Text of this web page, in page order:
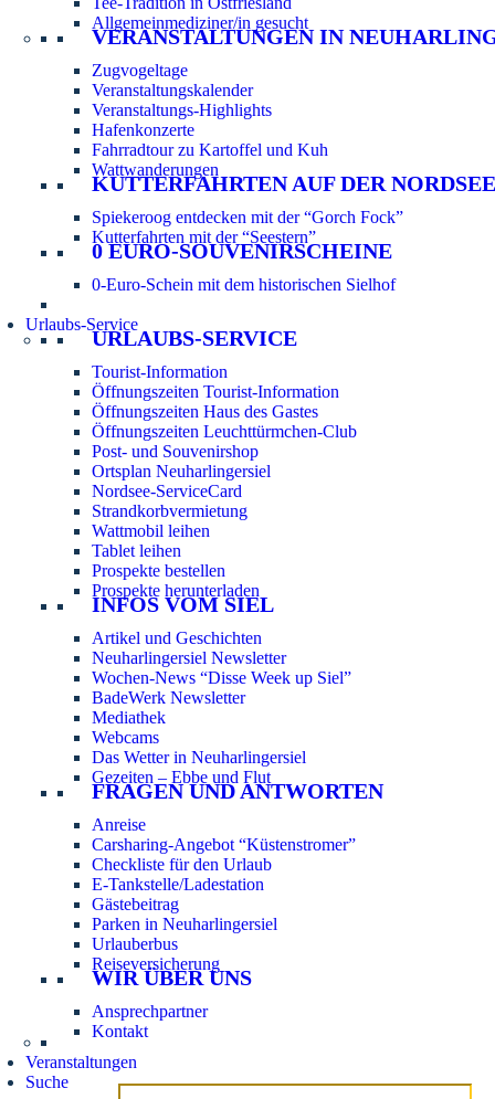
Allgemeinmediziner/in gesucht
VERANSTALTUNGEN IN
Zugvogeltage
Veranstaltungskalender
Veranstaltungs-Highlights
Hafenkonzerte
Fahrradtour zu Kartoffel und Kuh
Wattwanderungen
KUTTERFAHRTEN AUF DER NORDSEE
Spiekeroog entdecken mit der “Gorch Fock”
Kutterfahrten mit der “Seestern”
0 EURO-SOUVENIRSCHEINE
0-Euro-Schein mit dem historischen Sielhof
Urlaubs-Service
URLAUBS-SERVICE
Tourist-Information
Öffnungszeiten Tourist-Information
Öffnungszeiten Haus des Gastes
Öffnungszeiten Leuchttürmchen-Club
Post- und Souvenirshop
Ortsplan Neuharlingersiel
Nordsee-ServiceCard
Strandkorbvermietung
Wattmobil leihen
Tablet leihen
Prospekte bestellen
Prospekte herunterladen
INFOS VOM SIEL
Artikel und Geschichten
Neuharlingersiel Newsletter
Wochen-News “Disse Week up Siel”
BadeWerk Newsletter
Mediathek
Webcams
Das Wetter in Neuharlingersiel
Gezeiten – Ebbe und Flut
FRAGEN UND ANTWORTEN
Anreise
Carsharing-Angebot “Küstenstromer”
Checkliste für den Urlaub
E-Tankstelle/Ladestation
Gästebeitrag
Parken in Neuharlingersiel
Urlauberbus
Reiseversicherung
WIR ÜBER UNS
Ansprechpartner
Kontakt
Veranstaltungen
Suche